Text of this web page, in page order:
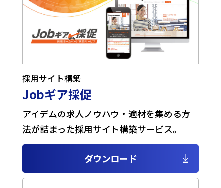
採用サイト構築
Jobギア採促
アイデムの求人ノウハウ・適材を集める方
法が詰まった採用サイト構築サービス。
ダウンロード